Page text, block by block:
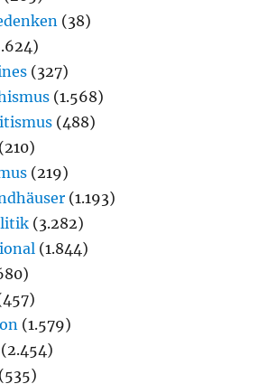
(38)
(327)
(1.568)
(488)
(210)
(219)
(1.193)
(3.282)
(1.844)
(1.579)
(2.454)
(535)